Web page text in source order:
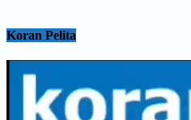
Koran Pelita